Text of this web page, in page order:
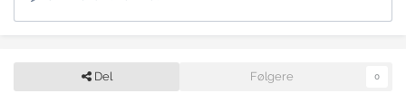
Del Følgere 0